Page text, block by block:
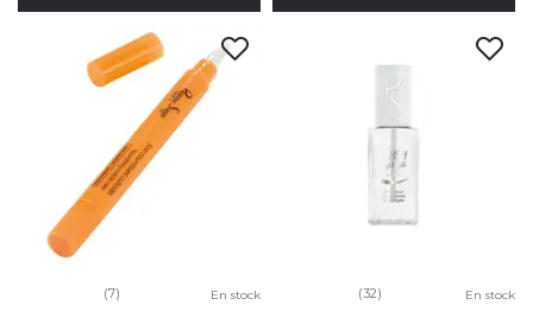
(7) En stock (32) En stock